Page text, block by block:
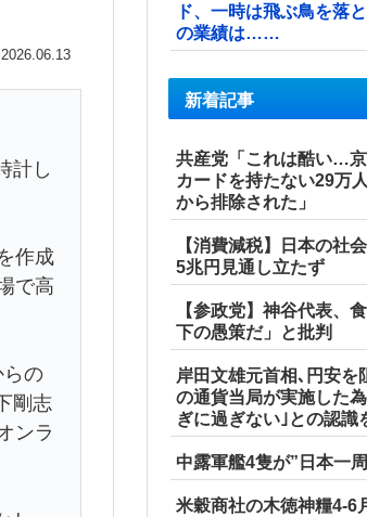
2026.06.13
計し
作成
で高
らの
剛志
ンラ
ド、一時は飛ぶ鳥を落
の業績は……
新着記事
共産党「これは酷い…
カードを持たない29万
から排除された」
【消費減税】日本の
5兆円見通し立たず
【参政党】神谷代表、
下の愚策だ」と批判
岸田文雄元首相､円安を
の通貨当局が実施した
ぎに過ぎない｣との認識
中露軍艦4隻が”日本一
米穀商社の木徳神糧4-6